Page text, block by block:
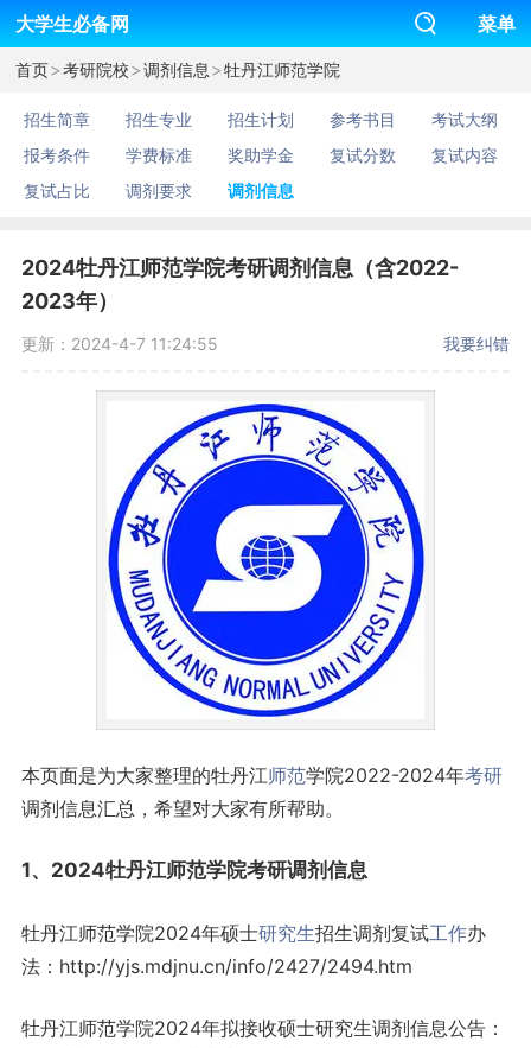
大学生必备网 菜单
首页>考研院校>调剂信息 >牡丹江师范学院
招生简章 招生专业 招生计划 参考书目
考试大纲
报考条件
学费标准 奖助学金 复试分数
复试内容
复试占比
调剂要求 调剂信息
2024牡丹江师范学院考研调剂信息（含2022-
2023年）
更新：2024-4-7 11:24:55 我要纠错
本页面是为大家整理的牡丹江师范学院2022-2024年考研
调剂信息汇总，希望对大家有所帮助。
1、2024牡丹江师范学院考研调剂信息
牡丹江师范学院2024年硕士研究生招生调剂复试工作办
法：http://yjs.mdjnu.cn/info/2427/2494.htm
牡丹江师范学院2024年拟接收硕士研究生调剂信息公告：